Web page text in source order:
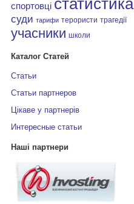
спортовці статистика
суди тарифи терористи трагедії
учасники школи
Каталог Статей
Статьи
Статьи партнеров
Цікаве у партнерів
Интересные статьи
Наші партнери